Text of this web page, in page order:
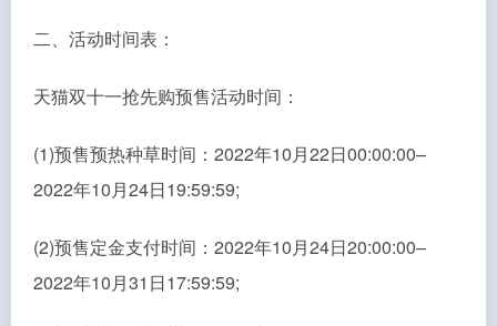
二、活动时间表：
天猫双十一抢先购预售活动时间：
(1)预售预热种草时间：2022年10月22日00:00:00–
2022年10月24日19:59:59;
(2)预售定金支付时间：2022年10月24日20:00:00–
2022年10月31日17:59:59;